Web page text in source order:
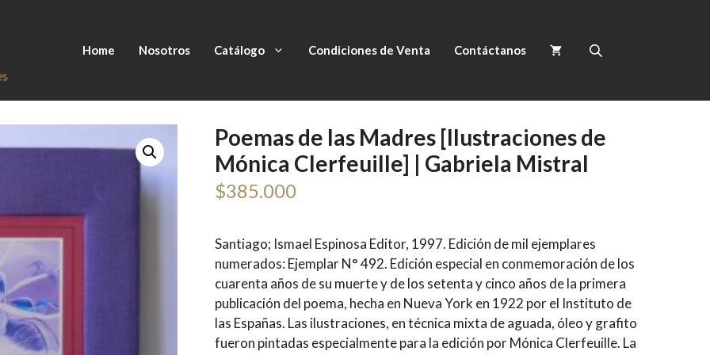
Home Nosotros Catálogo Condiciones de Venta Contáctanos
Poemas de las Madres [Ilustraciones de
Mónica Clerfeuille] | Gabriela Mistral
$385.000
Santiago; Ismael Espinosa Editor, 1997. Edición de mil ejemplares
numerados: Ejemplar N° 492. Edición especial en conmemoración de los
cuarenta años de su muerte y de los setenta y cinco años de la primera
publicación del poema, hecha en Nueva York en 1922 por el Instituto de
las Españas. Las ilustraciones, en técnica mixta de aguada, óleo y grafito
fueron pintadas especialmente para la edición por Mónica Clerfeuille. La